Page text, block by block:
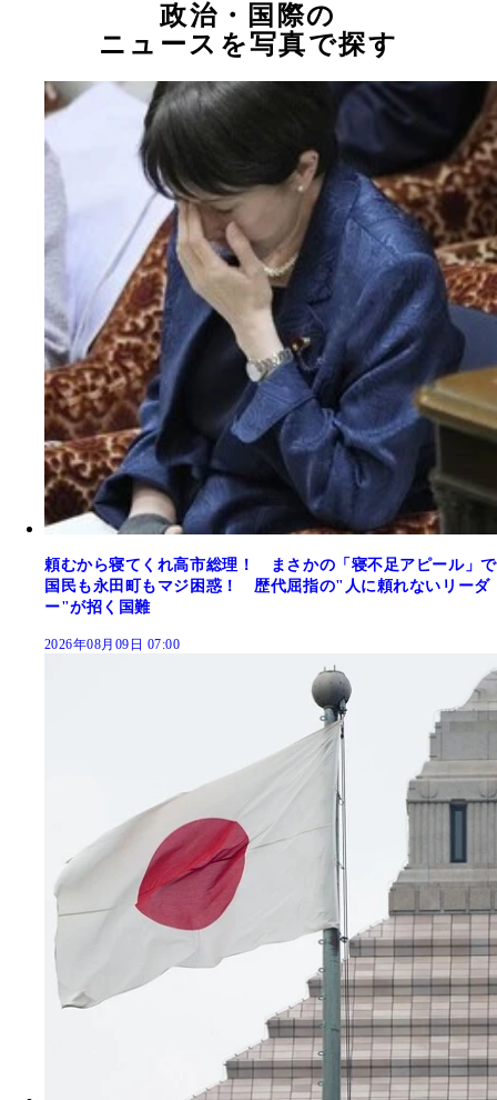
政治・国際の
ニュースを写真で探す
頼むから寝てくれ高市総理！ まさかの「寝不足アピール」で
国民も永田町もマジ困惑！ 歴代屈指の"人に頼れないリーダ
ー"が招く国難
2026年08月09日 07:00